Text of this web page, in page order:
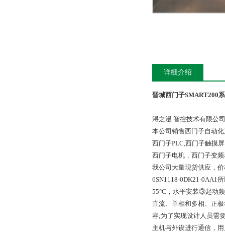
详细介绍
晋城西门子SMART200
浔之漫 智控技术有限公
本公司销售西门子自动
西门子PLC,西门子触摸
西门子电机，西门子变
我公司大量现货供应，
6SN1118-0DK21-0AA1
55°C，水平安装③起动
直流、单相和多相、正
容;为了实现设计人员需
主机与外设进行通信，